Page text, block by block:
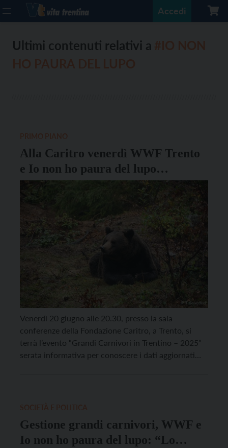
Accedi
Ultimi contenuti relativi a
Alla Caritro venerdì WWF Trento
e Io non ho paura del lupo
organizzano un evento sui grandi
carnivori
Venerdì 20 giugno alle 20.30, presso la sala
conferenze della Fondazione Caritro, a Trento, si
terrà l’evento “Grandi Carnivori in Trentino – 2025”
serata informativa per conoscere i dati aggiornati
Gestione grandi carnivori, WWF e
Io non ho paura del lupo: “Lo